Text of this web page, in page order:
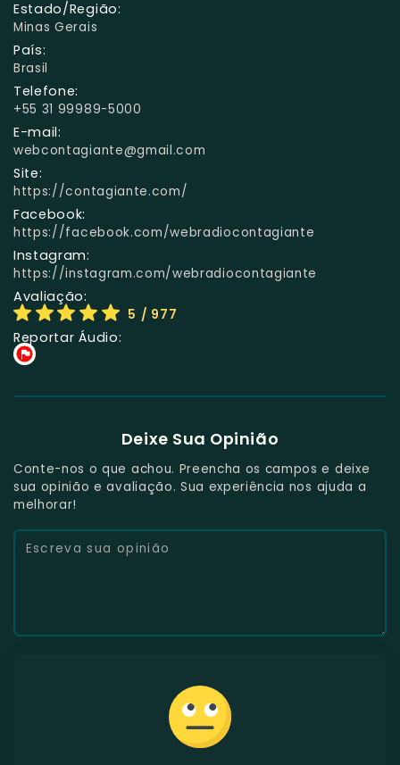
Estado/Região:
Minas Gerais
País:
Brasil
Telefone:
+55 31 99989-5000
E-mail:
webcontagiante@gmail.com
Site:
https://contagiante.com/
Facebook:
https://facebook.com/webradiocontagiante
Instagram:
https://instagram.com/webradiocontagiante
Avaliação:
5 / 977
Reportar Áudio:
Deixe Sua Opinião
Conte-nos o que achou. Preencha os campos e deixe
sua opinião e avaliação. Sua experiência nos ajuda a
melhorar!